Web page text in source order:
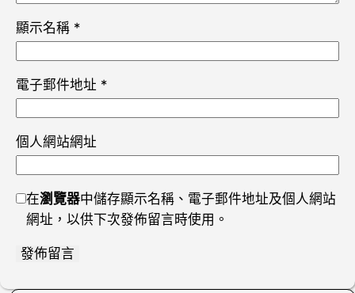
顯示名稱 *
電子郵件地址 *
個人網站網址
在瀏覽器中儲存顯示名稱、電子郵件地址及個人網站
網址，以供下次發佈留言時使用。